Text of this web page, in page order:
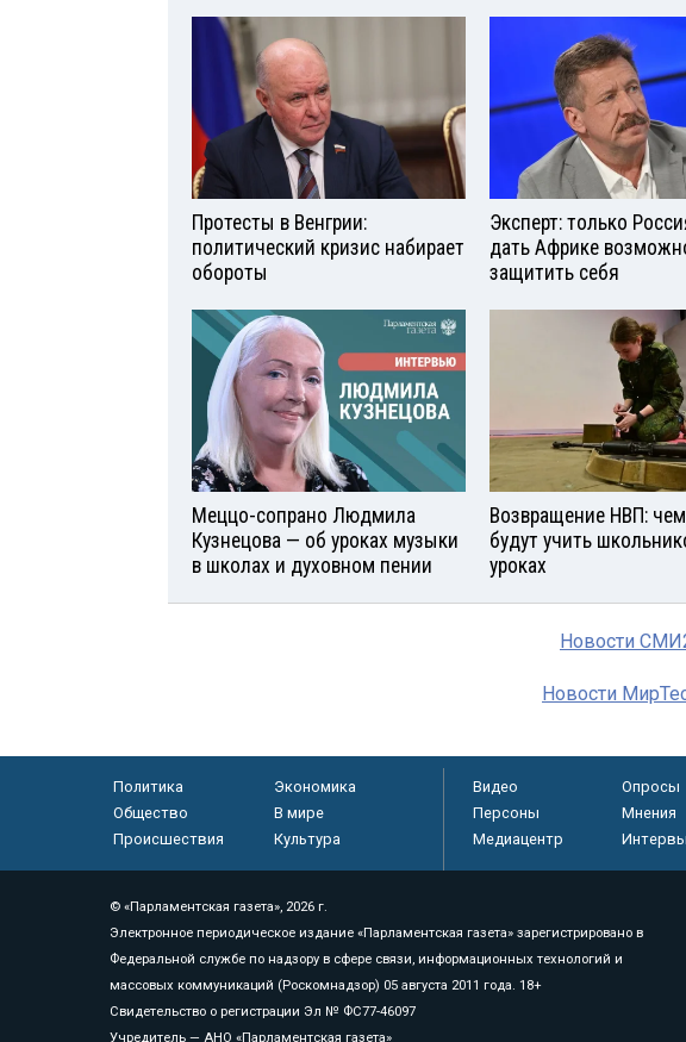
Протесты в Венгрии:
политический кризис набирает
обороты
Эксперт: только
дать Африке
защитить себя
Меццо-сопрано Людмила
Кузнецова — об уроках музыки
в школах и духовном пении
Возвращение НВП:
будут учить
уроках
Новости
Новости
Политика
Экономика
Общество
В мире
Происшествия
Культура
Видео Опросы
Персоны
Мнения
Медиацентр
© «Парламентская газета», 2026 г.
Электронное периодическое издание «Парламентская газета» зарегистрировано в
Федеральной службе по надзору в сфере связи, информационных технологий и
массовых коммуникаций (Роскомнадзор) 05 августа 2011 года. 18+
Свидетельство о регистрации Эл № ФС77-46097
Учредитель — АНО «Парламентская газета»